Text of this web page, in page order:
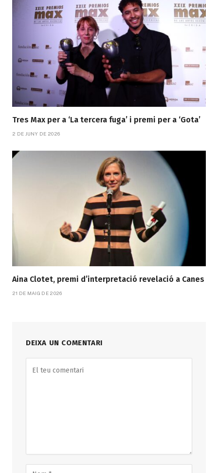
Tres Max per a ‘La tercera fuga’ i premi per a ‘Gota’
2 DE JUNY DE 2026
Aina Clotet, premi d’interpretació revelació a Canes
21 DE MAIG DE 2026
DEIXA UN COMENTARI